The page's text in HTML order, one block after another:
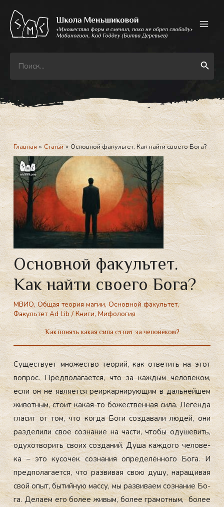
содержимому
Search
for:
Search Button
Главная Статьи Основной факультет. Как найти своего Бога?
Основной факультет.
Как найти своего Бога?
МВИО,Общая теория магии,Основной факультет,
Факультет Ad Lib/Книги,Мифология
Как понять какая сила стоит за человеком?
Су­щес­тву­ет мно­жес­тво те­орий, как от­ве­тить на этот
воп­рос. Пред­по­лага­ет­ся, что за каж­дым че­лове­ком,
ес­ли он не яв­ля­ет­ся ре­ир­карни­ру­ющим в даль­ней­шем
жи­вот­ным, сто­ит ка­кая-то бо­жес­твен­ная си­ла. Ле­ген­да
гла­сит от том, что ког­да Бо­ги соз­да­вали лю­дей, они
раз­де­лили свое соз­на­ние на час­ти, что­бы оду­шевить,
оду­хот­во­рить сво­их соз­да­ний. Ду­ша каж­до­го че­лове­
ка – это ку­сочек соз­на­ния оп­ре­делён­но­го Бо­га. И
пред­по­лага­ет­ся, что раз­ви­вая свою ду­шу, на­ращи­вая
свой опыт, бы­тий­ную мас­су, мы раз­ви­ва­ем соз­на­ние Бо­
га. Де­ла­ем его бо­лее жи­вым, бо­лее гра­мот­ным, бо­лее